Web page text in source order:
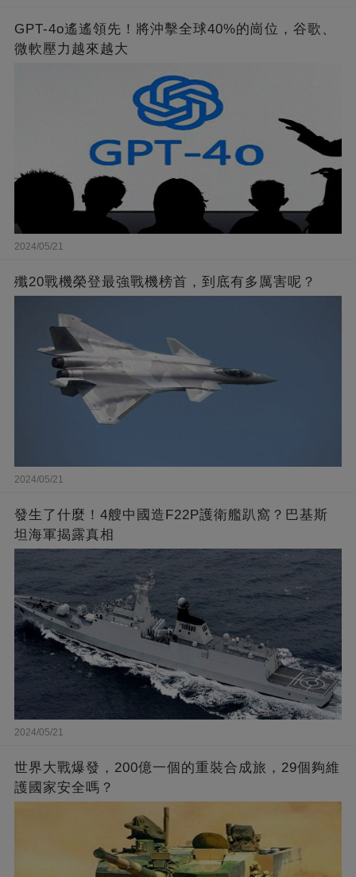
GPT-4o遙遙領先！將沖擊全球40%的崗位，谷歌、
微軟壓力越來越大
2024/05/21
殲20戰機榮登最強戰機榜首，到底有多厲害呢？
2024/05/21
發生了什麼！4艘中國造F22P護衛艦趴窩？巴基斯
坦海軍揭露真相
2024/05/21
世界大戰爆發，200億一個的重裝合成旅，29個夠維
護國家安全嗎？